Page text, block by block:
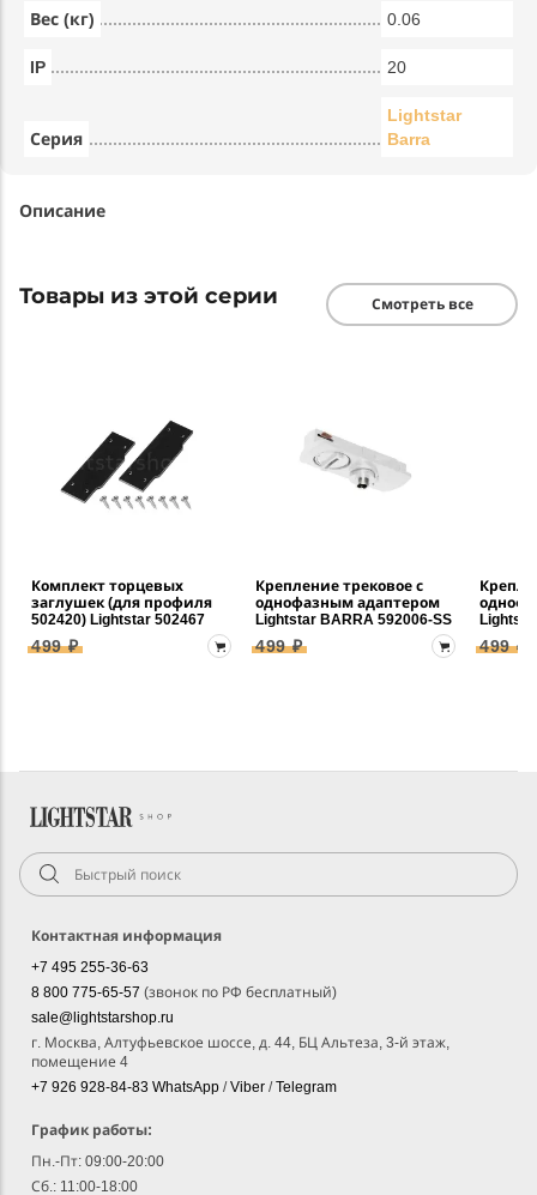
Вес (кг) 0.06
IP 20
Серия
Lightstar
Barra
Описание
Товары из этой серии Смотреть все
Комплект торцевых
заглушек (для профиля
502420) Lightstar 502467
499 ₽
Крепление трековое с
однофазным адаптером
Lightstar BARRA 592006-SS
499 ₽ 499 ₽
Контактная информация
+7 495 255-36-63
8 800 775-65-57 (звонок по РФ бесплатный)
sale@lightstarshop.ru
г. Москва, Алтуфьевское шоссе, д. 44, БЦ Альтеза, 3-й этаж,
помещение 4
+7 926 928-84-83 WhatsApp /Viber /Telegram
График работы:
Пн.-Пт: 09:00-20:00
Сб.: 11:00-18:00